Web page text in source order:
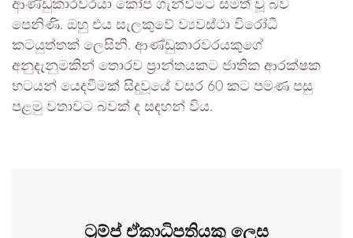
ආණ්ඩුකාරවරයා කෝප ගැන්වීමට සමත් වූ බව
පෙනිණි. ඔහු එය සැලකුවේ ව්‍යවස්ථා විරෝධී
කටයුත්තක් ලෙසිනි. ආණ්ඩුකාරවරයකුගේ
අනුදැනුමකින් තොරව ප්‍රාන්තයකට ජාතික ආරක්ෂක
භටයන් යෙදවීමක් සිදුවූයේ වසර 60 කට පමණ පසු
පළමු වතාවට බවක් ද සඳහන් විය.
ට්‍රම්ප් ඒකාධිපතියකු ලෙස